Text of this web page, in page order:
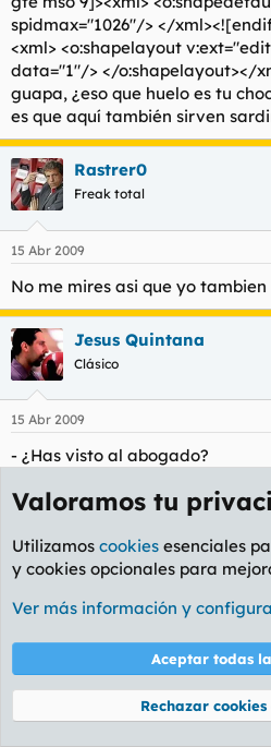
Rastrer0
Freak total
15 Abr 2009
No me mires asi que yo
Jesus Quintana
Clásico
15 Abr 2009
- ¿Has visto al abogado?
- El que tengo aquí colgado!!
Si lo acompañas con
en los muslos, el éxito está
M Guest
Valoramos tu
Utilizamos cookies esenciales
y cookies opcionales para
Ver más información y
Aceptar todas
Rechazar